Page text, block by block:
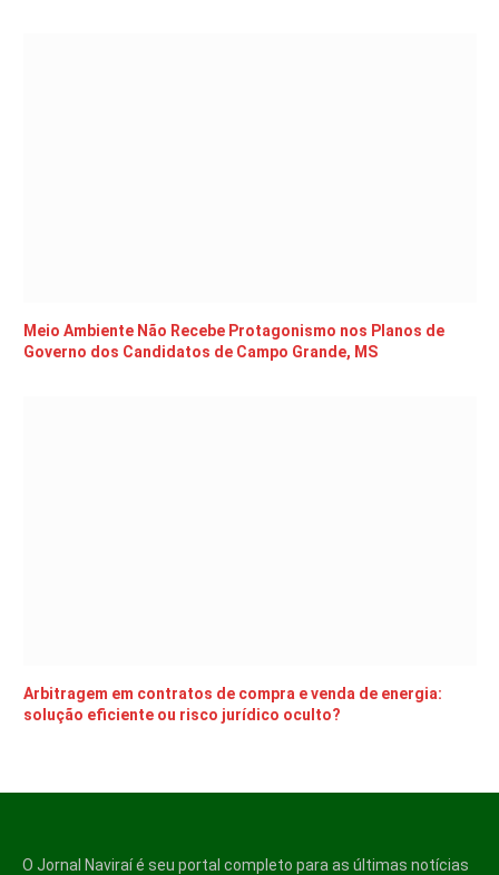
Meio Ambiente Não Recebe Protagonismo nos Planos de
Governo dos Candidatos de Campo Grande, MS
Arbitragem em contratos de compra e venda de energia:
solução eficiente ou risco jurídico oculto?
O Jornal Naviraí é seu portal completo para as últimas notícias